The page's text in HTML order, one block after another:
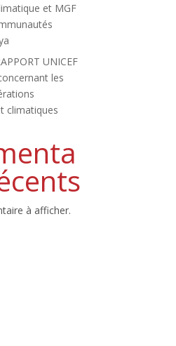
et MGF
UNICEF
les
climatiques
à afficher.